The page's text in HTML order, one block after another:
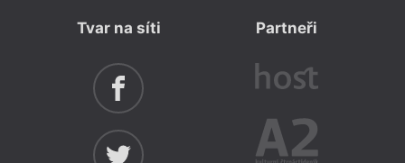
Tvar na síti Partneři